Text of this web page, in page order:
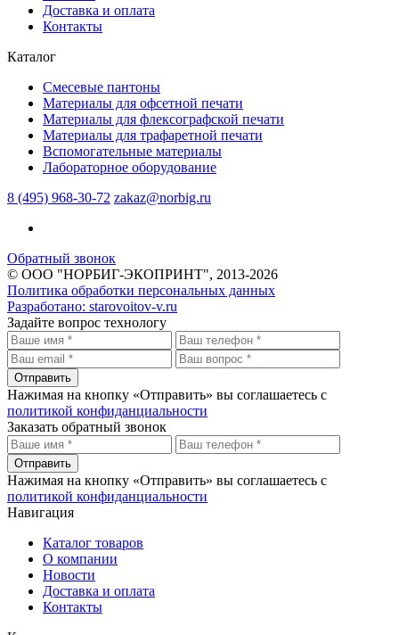
Доставка и оплата
Контакты
Каталог
Смесевые пантоны
Материалы для офсетной печати
Материалы для флексографской печати
Материалы для трафаретной печати
Вспомогательные материалы
Лабораторное оборудование
8 (495) 968-30-72 zakaz@norbig.ru
Обратный звонок
© ООО "НОРБИГ-ЭКОПРИНТ", 2013-2026
Политика обработки персональных данных
Разработано: starovoitov-v.ru
Задайте вопрос технологу
Отправить
Нажимая на кнопку «Отправить» вы соглашаетесь с
политикой конфиданциальности
Заказать обратный звонок
Отправить
Нажимая на кнопку «Отправить» вы соглашаетесь с
политикой конфиданциальности
Навигация
Каталог товаров
О компании
Новости
Доставка и оплата
Контакты